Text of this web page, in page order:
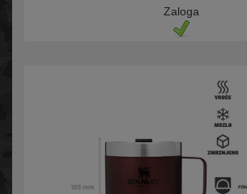
Zaloga